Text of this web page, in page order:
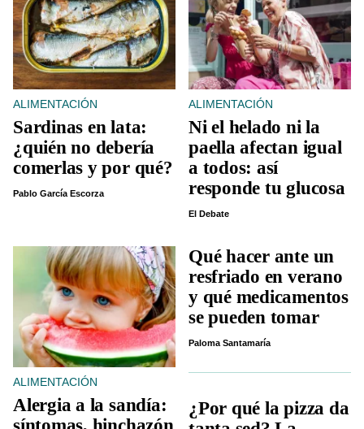
ALIMENTACIÓN
Sardinas en lata:
¿quién no debería
comerlas y por qué?
Pablo García Escorza
ALIMENTACIÓN
Ni el helado ni la
paella afectan igual
a todos: así
responde tu glucosa
El Debate
ALIMENTACIÓN
Alergia a la sandía:
Qué hacer ante un
resfriado en verano
y qué medicamentos
se pueden tomar
Paloma Santamaría
¿Por qué la pizza da